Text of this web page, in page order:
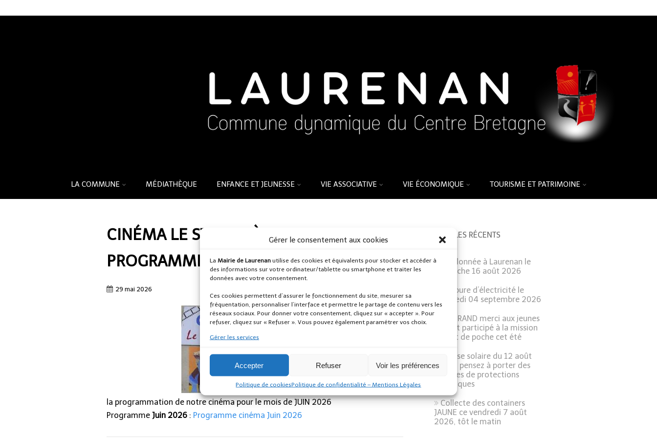
Gérer le consentement aux cookies
La Mairie de Laurenan utilise des cookies et équivalents pour stocker et accéder à
des informations sur votre ordinateur/tablette ou smartphone et traiter les
données avec votre consentement.
Ces cookies permettent d’assurer le fonctionnement du site, mesurer sa
fréquentation, personnaliser l’interface et permettre le partage de contenu vers les
réseaux sociaux. Pour donner votre consentement, cliquez sur « accepter ». Pour
refuser, cliquez sur « Refuser ». Vous pouvez également paramétrer vos choix.
Gérer les services
Accepter Refuser Voir les préférences
Politique de cookiesPolitique de confidentialité – Mentions Légales
LA COMMUNE MÉDIATHÈQUE ENFANCE ET JEUNESSE VIE ASSOCIATIVE VIE ÉCONOMIQUE TOURISME ET PATRIMOINE
CINÉMA LE STUDIO À MERDRIGNAC :
PROGRAMME DE JUIN 2026
29 mai 2026
la programmation de notre cinéma pour le mois de JUIN 2026
ProgrammeJuin 2026: Programme cinéma Juin 2026
ARTICLES RÉCENTS
Randonnée à Laurenan le
dimanche 16 août 2026
Coupure d’électricité le
Vendredi 04 septembre 2026
Un GRAND merci aux jeunes
qui ont participé à la mission
argent de poche cet été
Eclipse solaire du 12 août
2026 : pensez à porter des
lunettes de protections
spécifiques
Collecte des containers
JAUNE ce vendredi 7 août
2026, tôt le matin